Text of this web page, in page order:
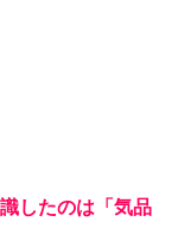
したのは「気品